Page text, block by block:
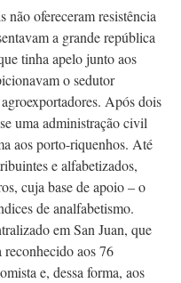
não ofereceram resistência
a grande república
tinha apelo junto aos
o sedutor
Após dois
uma administração civil
aos porto-riquenhos. Até
e alfabetizados,
cuja base de apoio – o
de analfabetismo.
em San Juan, que
aos 76
e, dessa forma, aos